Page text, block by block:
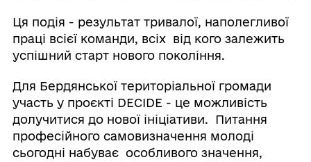
Ця подія - результат тривалої, наполегливої
праці всієї команди, всіх від кого залежить
успішний старт нового покоління.
Для Бердянської територіальної громади
участь у проєкті DECIDE - це можливість
долучитися до нової ініціативи. Питання
професійного самовизначення молоді
сьогодні набуває особливого значення,